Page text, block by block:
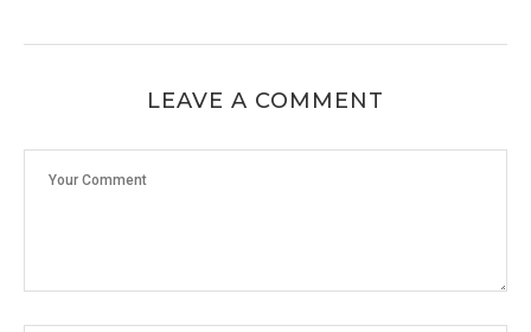
LEAVE A COMMENT